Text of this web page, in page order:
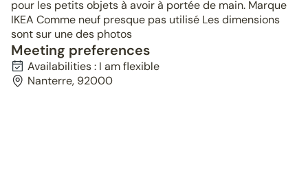
pour les petits objets à avoir à portée de main. Marque
IKEA Comme neuf presque pas utilisé Les dimensions
sont sur une des photos
Meeting preferences
Availabilities : I am flexible
Nanterre, 92000